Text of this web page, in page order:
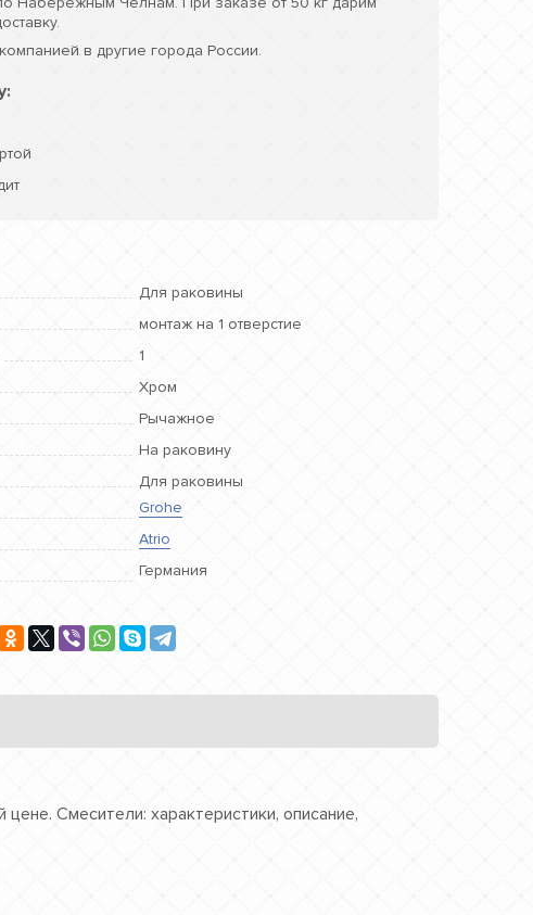
в другие города России.
Для раковины
монтаж на 1 отверстие
1
Хром
Рычажное
На раковину
Для раковины
Grohe
Atrio
Германия
Смесители: характеристики, описание,